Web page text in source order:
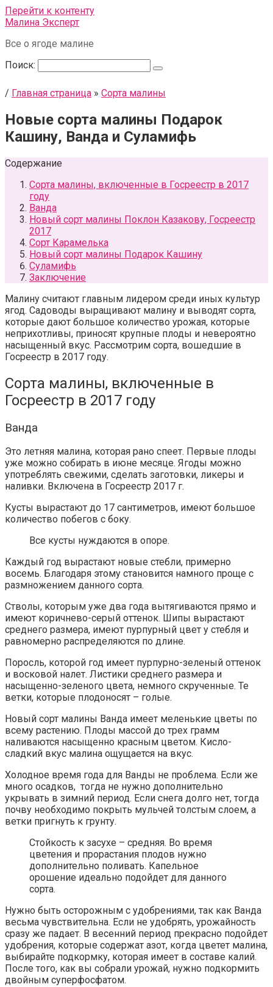
Перейти к контенту
Малина Эксперт
Все о ягоде малине
Поиск:
/ Главная страница » Сорта малины
Новые сорта малины Подарок
Кашину, Ванда и Суламифь
Содержание
Сорта малины, включенные в Госреестр в 2017
году
Ванда
Новый сорт малины Поклон Казакову, Госреестр
2017
Сорт Карамелька
Новый сорт малины Подарок Кашину
Суламифь
Заключение
Малину считают главным лидером среди иных культур
ягод. Садоводы выращивают малину и выводят сорта,
которые дают большое количество урожая, которые
неприхотливы, приносят крупные плоды и невероятно
насыщенный вкус. Рассмотрим сорта, вошедшие в
Госреестр в 2017 году.
Сорта малины, включенные в
Госреестр в 2017 году
Ванда
Это летняя малина, которая рано спеет. Первые плоды
уже можно собирать в июне месяце. Ягоды можно
употреблять свежими, сделать заготовки, ликеры и
наливки. Включена в Госреестр 2017 г.
Кусты вырастают до 17 сантиметров, имеют большое
количество побегов с боку.
Все кусты нуждаются в опоре.
Каждый год вырастают новые стебли, примерно
восемь. Благодаря этому становится намного проще с
размножением данного сорта.
Стволы, которым уже два года вытягиваются прямо и
имеют коричнево-серый оттенок. Шипы вырастают
среднего размера, имеют пурпурный цвет у стебля и
равномерно распределяются по длине.
Поросль, которой год имеет пурпурно-зеленый оттенок
и восковой налет. Листики среднего размера и
насыщенно-зеленого цвета, немного скрученные. Те
ветки, которые плодоносят – голые.
Новый сорт малины Ванда имеет меленькие цветы по
всему растению. Плоды массой до трех грамм
наливаются насыщенно красным цветом. Кисло-
сладкий вкус малина ощущается на вкус.
Холодное время года для Ванды не проблема. Если же
много осадков, тогда не нужно дополнительно
укрывать в зимний период. Если снега долго нет, тогда
почву необходимо покрыть мульчей толстым слоем, а
ветки пригнуть к грунту.
Стойкость к засухе – средняя. Во время
цветения и прорастания плодов нужно
дополнительно поливать. Капельное
орошение идеально подойдет для данного
сорта.
Нужно быть осторожным с удобрениями, так как Ванда
весьма чувствительна. Если не удобрять, урожайность
сразу же падает. В весенний период прекрасно подойдет
удобрения, которые содержат азот, когда цветет малина,
выбирайте подкормку, которая имеет в составе калий.
После того, как вы собрали урожай, нужно подкормить
двойным суперфосфатом.